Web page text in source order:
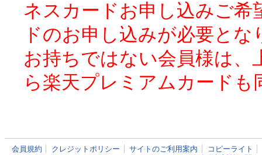
ネスカードお申し込みご希
ドのお申し込みが必要と
お持ちではない会員様は、
ら楽天プレミアムカード
会員規約 クレジットポリシー サイトのご利用案内
コピーライト